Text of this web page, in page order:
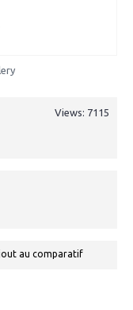
Views: 7115
au comparatif